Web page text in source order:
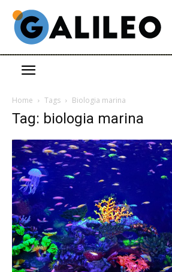
Home Tags Biologia marina
Tag: biologia marina